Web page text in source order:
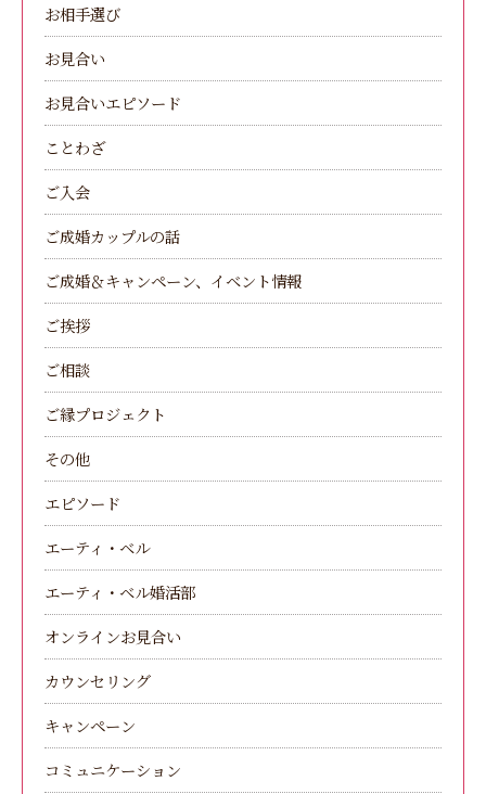
お相手選び
お見合い
お見合いエピソード
ことわざ
ご入会
ご成婚カップルの話
ご成婚＆キャンペーン、イベント情報
ご挨拶
ご相談
ご縁プロジェクト
その他
エピソード
エーティ・ベル
エーティ・ベル婚活部
オンラインお見合い
カウンセリング
キャンペーン
コミュニケーション